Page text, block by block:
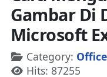
Gambar Di
Microsoft
Details
Category:
Hits: 87255